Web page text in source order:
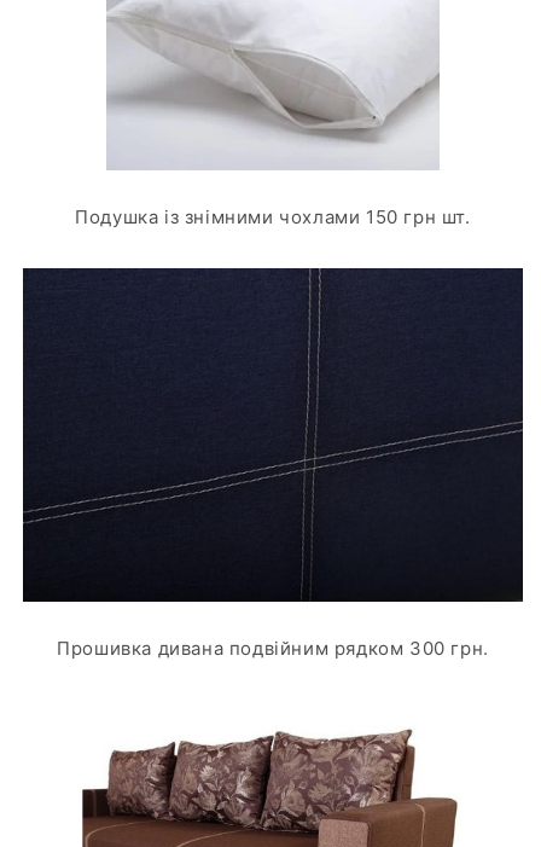
Подушка із знімними чохлами 150 грн шт.
Прошивка дивана подвійним рядком 300 грн.